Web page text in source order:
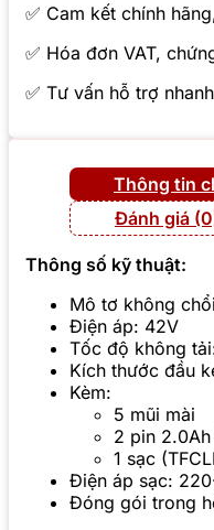
✅ Cam kết chính
✅ Hóa đơn VAT,
✅ Tư vấn hỗ trợ
Thông tin
Đánh giá
Thông số kỹ thuật:
Mô tơ không
Điện áp: 42V
Tốc độ không
Kích thước đầu
Kèm:
5 mũi mài
2 pin 2.0Ah
1 sạc
Điện áp sạc:
Đóng gói trong